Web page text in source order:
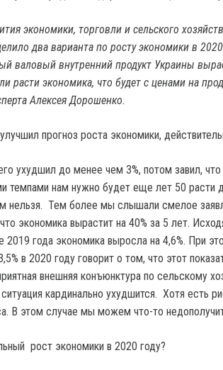
экономики, торговли и сельского
два варианта по росту экономики в 2020
валовый внутренний продукт Украины
расти экономика, что будет с ценами на
Алексея Дорошенко.
прогноз роста экономики,
ухудшил до менее чем 3%, потом завил,
темпами нам нужно будет еще лет 50 расти
нельзя. Тем более мы слышали смелое
экономика вырастит на 40% за 5 лет.
2019 года экономика выросла на 4,6%. При
в 2020 году говорит о том, что этот
внешняя конъюнктура по сельскому
кардинально ухудшится. Хотя есть
В этом случае мы можем что-то
рост экономики в 2020 году?